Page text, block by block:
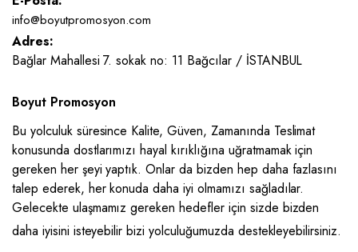
info@boyutpromosyon.com
Adres:
Bağlar Mahallesi 7. sokak no: 11 Bağcılar / İSTANBUL
Boyut Promosyon
Bu yolculuk süresince Kalite, Güven, Zamanında Teslimat
konusunda dostlarımızı hayal kırıklığına uğratmamak için
gereken her şeyi yaptık. Onlar da bizden hep daha fazlasını
talep ederek, her konuda daha iyi olmamızı sağladılar.
Gelecekte ulaşmamız gereken hedefler için sizde bizden
daha iyisini isteyebilir bizi yolculuğumuzda destekleyebilirsiniz.